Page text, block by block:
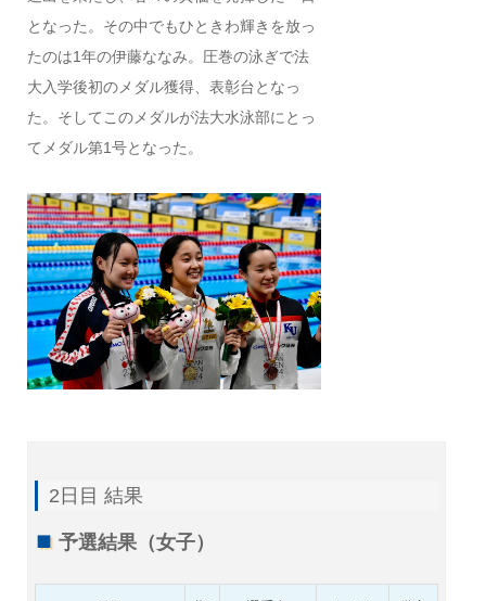
となった。その中でもひときわ輝きを放っ
たのは1年の伊藤ななみ。圧巻の泳ぎで法
大入学後初のメダル獲得、表彰台となっ
た。そしてこのメダルが法大水泳部にとっ
てメダル第1号となった。
2日目 結果
予選結果（女子）